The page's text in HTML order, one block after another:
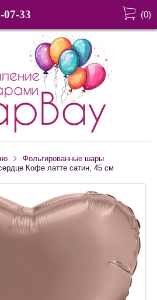
07-33 (0)
Фольгированные шары
Кофе латте сатин, 45 см